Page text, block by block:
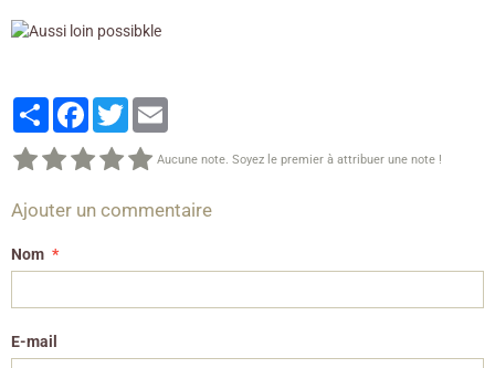
PartagerFacebook
Twitter
Aucune note. Soyez le premier à attribuer une note !
Ajouter un commentaire
Nom
E-mail